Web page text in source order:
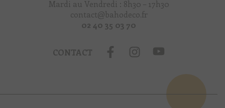
Mardi au Vendredi : 8h30 – 17h30
contact@bahodeco.fr
02 40 35 03 70
CONTACT